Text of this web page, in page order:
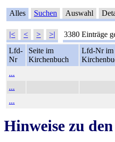
Alles Suchen Auswahl
|< < > >| 3380 Einträge
Lfd-
Nr
Seite im
Kirchenbuch
Lfd-Nr im
...
...
...
Hinweise zu